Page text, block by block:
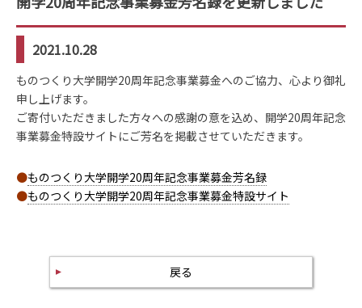
2021.10.28
ものつくり大学開学20周年記念事業募金へのご協力、心より御礼
申し上げます。
ご寄付いただきました方々への感謝の意を込め、開学20周年記念
事業募金特設サイトにご芳名を掲載させていただきます。
●ものつくり大学開学20周年記念事業募金芳名録
●ものつくり大学開学20周年記念事業募金特設サイト
戻る